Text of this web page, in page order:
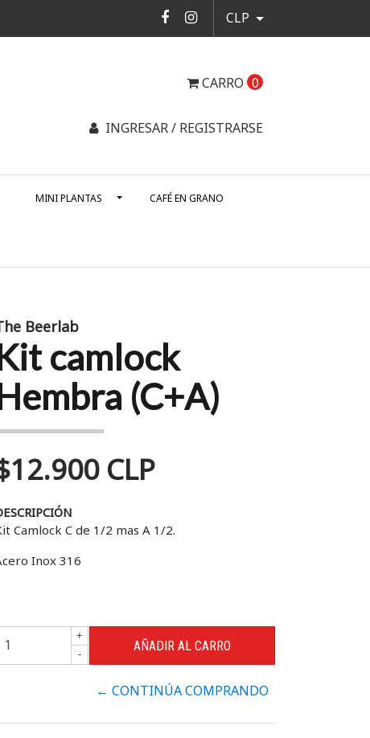
CLP
CARRO 0
INGRESAR / REGISTRARSE
MINI PLANTAS CAFÉ EN GRANO
Beerlab
camlock
(C+A)
CLP
Camlock C de 1/2 mas A 1/2.
Inox 316
+
-
← CONTINÚA COMPRANDO